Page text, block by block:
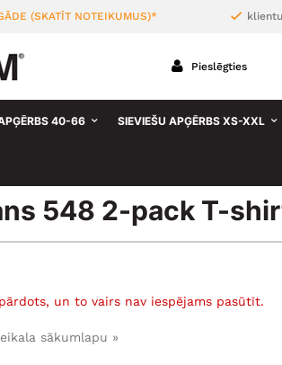
(SKATĪT NOTEIKUMUS)*
Pieslēgties
40-66 SIEVIEŠU APĢĒRBS XS-XXL
548 2-pack T-
un to vairs nav iespējams pasūtīt.
sākumlapu »